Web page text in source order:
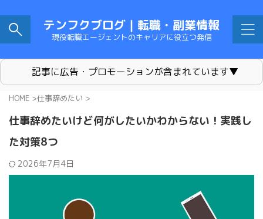
テンフクブログ｜転職・副業情報
現役転職エージェントのキャリアに役立つ発信
記事に広告・プロモーションが含まれています▼
HOME >仕事辞めたい >
仕事辞めたいけど何がしたいかわからない！実践し
た対策8つ
2026年7月4日